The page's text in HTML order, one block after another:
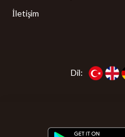
İletişim
Dil: